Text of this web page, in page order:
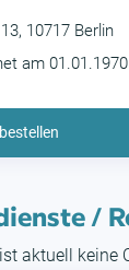
10717 Berlin
am
/
aktuell